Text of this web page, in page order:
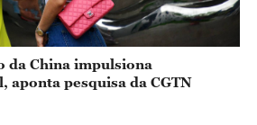
da China impulsiona
aponta pesquisa da CGTN